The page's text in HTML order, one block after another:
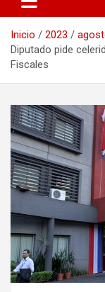
Inicio 2023
Diputado pide
Fiscales